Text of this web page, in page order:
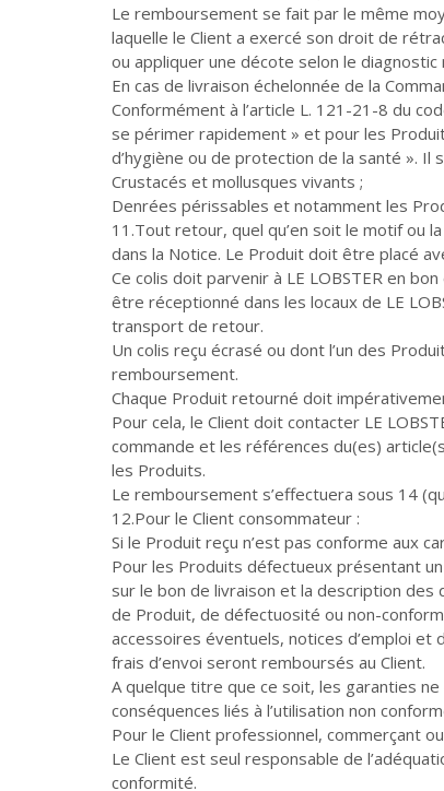
Le remboursement se fait par le même
laquelle le Client a exercé son droit de
ou appliquer une décote selon le
En cas de livraison échelonnée de la
Conformément à l’article L. 121-21-8 du
se périmer rapidement » et pour les
d’hygiène ou de protection de la santé ». Il
Crustacés et mollusques vivants ;
Denrées périssables et notamment les
11.Tout retour, quel qu’en soit le motif ou
dans la Notice. Le Produit doit être placé
Ce colis doit parvenir à LE LOBSTER en
être réceptionné dans les locaux de LE
transport de retour.
Un colis reçu écrasé ou dont l’un des
remboursement.
Chaque Produit retourné doit
Pour cela, le Client doit contacter LE
commande et les références du(es)
les Produits.
Le remboursement s’effectuera sous 14
12.Pour le Client consommateur :
Si le Produit reçu n’est pas conforme aux
Pour les Produits défectueux présentant
sur le bon de livraison et la description
de Produit, de défectuosité ou non-
accessoires éventuels, notices d’emploi et
frais d’envoi seront remboursés au Client.
A quelque titre que ce soit, les garanties
conséquences liés à l’utilisation non
Pour le Client professionnel, commerçant
Le Client est seul responsable de
conformité.